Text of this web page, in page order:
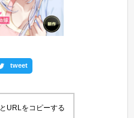
tweet
URLをコピーする